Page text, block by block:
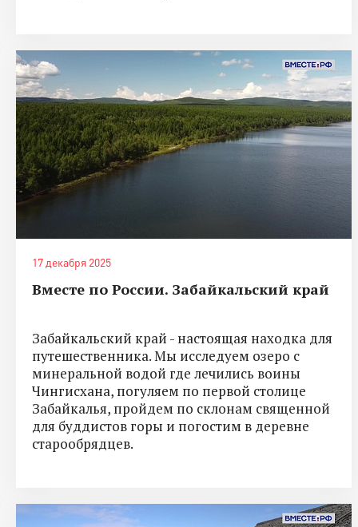
17 декабря 2025
Вместе по России. Забайкальский край
Забайкальский край - настоящая находка для
путешественника. Мы исследуем озеро с
минеральной водой где лечились воины
Чингисхана, погуляем по первой столице
Забайкалья, пройдем по склонам священной
для буддистов горы и погостим в деревне
старообрядцев.